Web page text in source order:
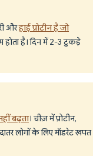
औरहाई प्रोटीन है जो
होता है। दिन में 2-3 टुकड़े
बढ़ता। चीज़ में प्रोटीन,
लोगों के लिए मॉडरेट खपत